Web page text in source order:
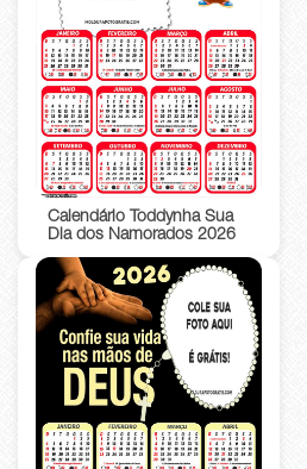
Calendário Toddynha Sua
Dia dos Namorados 2026